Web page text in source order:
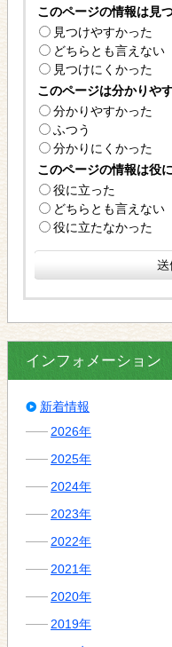
このページの情報は見
見つけやすかった
どちらとも言えない
見つけにくかった
このページは分かりや
分かりやすかった
ふつう
分かりにくかった
このページの情報は役
役に立った
どちらとも言えない
役に立たなかった
インフォメーション
新着情報
2026年
2025年
2024年
2023年
2022年
2021年
2020年
2019年